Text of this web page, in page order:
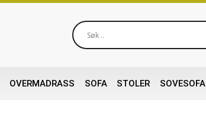
OVERMADRASS SOFA STOLER SOVESOFA